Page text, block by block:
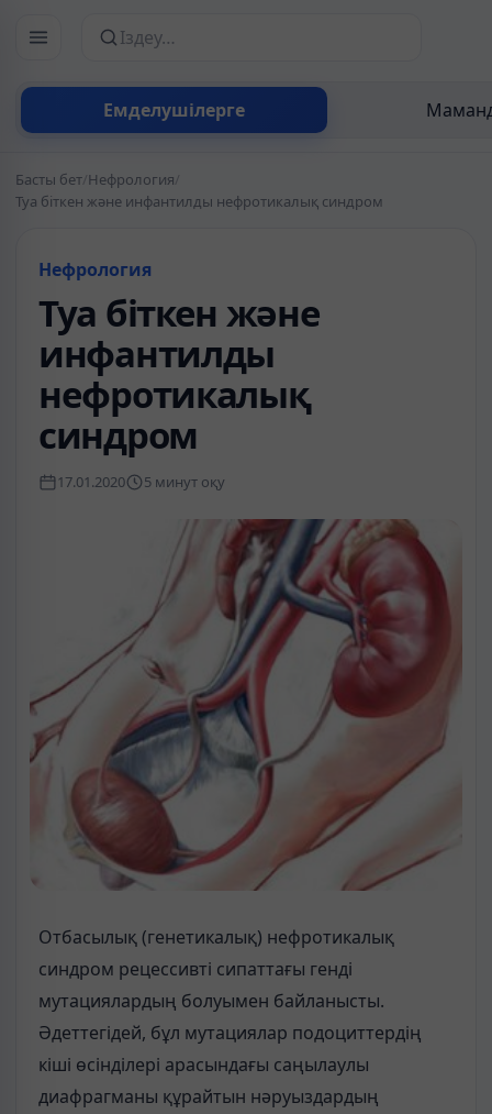
Емделушілерге
Сайттан іздеу
Басты бет/Нефрология/
Туа біткен және инфантилды нефротикалық синдром
Нефрология
Туа біткен және
инфантилды
нефротикалық
синдром
17.01.2020 5 минут оқу
Отбасылық (генетикалық) нефротикалық
синдром рецессивті сипаттағы генді
мутациялардың болуымен байланысты.
Әдеттегідей, бұл мутациялар подоциттердің
кіші өсінділері арасындағы саңылаулы
диафрагманы құрайтын нәруыздардың